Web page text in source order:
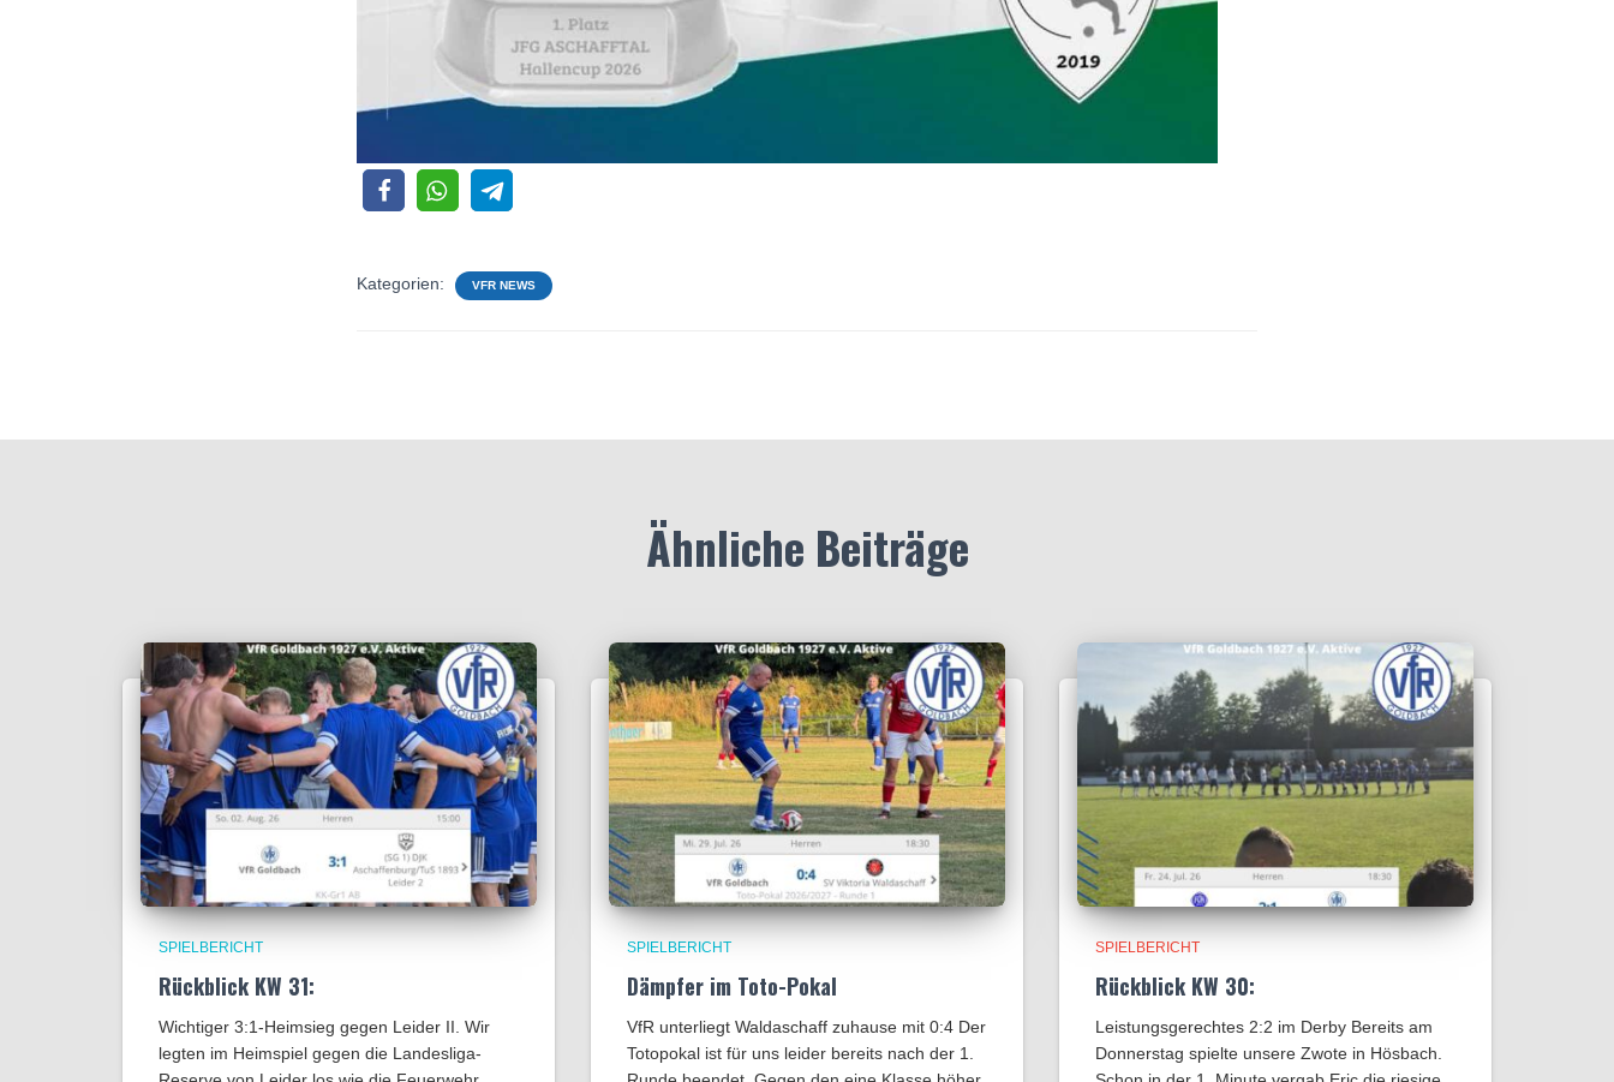
Kategorien: VFR NEWS
Ähnliche Beiträge
SPIELBERICHT
Rückblick KW 31:
Wichtiger 3:1-Heimsieg gegen Leider II. Wir
legten im Heimspiel gegen die Landesliga-
SPIELBERICHT
Dämpfer im Toto-Pokal
VfR unterliegt Waldaschaff zuhause mit 0:4​ Der
Totopokal ist für uns leider bereits nach der 1.
SPIELBERICHT
Rückblick KW 30:
Leistungsgerechtes 2:2 im Derby Bereits am
Donnerstag spielte unsere Zwote in Hösbach.